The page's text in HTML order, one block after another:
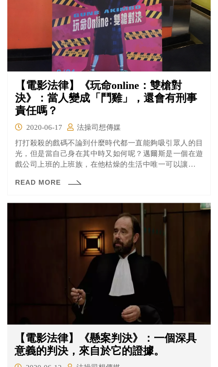
【電影法律】《玩命online：雙槍對
決》：當人變成「鬥雞」，還會有刑事
責任嗎？
2020-06-17
法操司想傳媒
打打殺殺的戲碼不論到什麼時代都一直能夠吸引眾人的目
光，但是當自己身在其中時又如何呢？邁爾斯是一個在遊
戲公司上班的上班族，在他枯燥的生活中唯一可以讓他發
到了鐵板，因為他在觀看死鬥實境節目「死陣」時得罪了
槍，強迫邁爾斯加入「死陣」的對戰之中，不然將會直接
READ MORE
【電影法律】《懸案判決》：一個深具
意義的判決，來自於它的證據。